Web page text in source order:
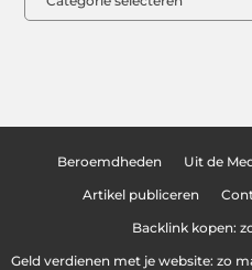
Beroemdheden Uit de
Artikel publiceren
Backlink kopen:
Geld verdienen met je website: zo